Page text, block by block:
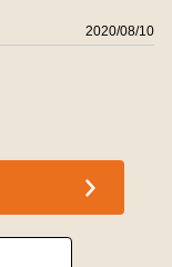
2020/08/10